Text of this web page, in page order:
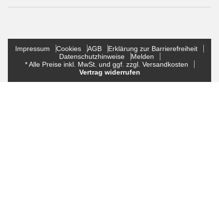
Impressum Cookies AGB
Erklärung zur Barrierefreiheit
Datenschutzhinweise
Melden
* Alle Preise inkl. MwSt. und ggf. zzgl. Versandkosten
Vertrag widerrufen